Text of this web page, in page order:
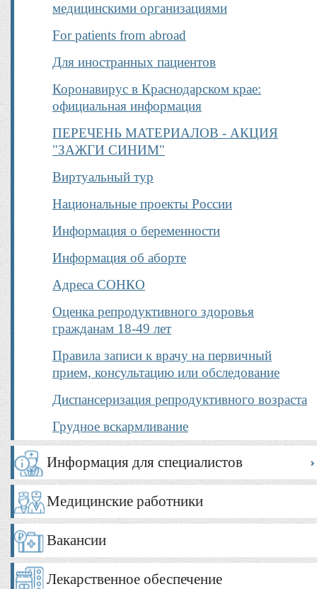
медицинскими организациями
For patients from abroad
Для иностранных пациентов
Коронавирус в Краснодарском крае:
официальная информация
ПЕРЕЧЕНЬ МАТЕРИАЛОВ - АКЦИЯ
"ЗАЖГИ СИНИМ"
Виртуальный тур
Национальные проекты России
Информация о беременности
Информация об аборте
Адреса СОНКО
Оценка репродуктивного здоровья
гражданам 18-49 лет
Правила записи к врачу на первичный
прием, консультацию или обследование
Диспансеризация репродуктивного возраста
Грудное вскармливание
Информация для специалистов
Медицинские работники
Вакансии
Лекарственное обеспечение